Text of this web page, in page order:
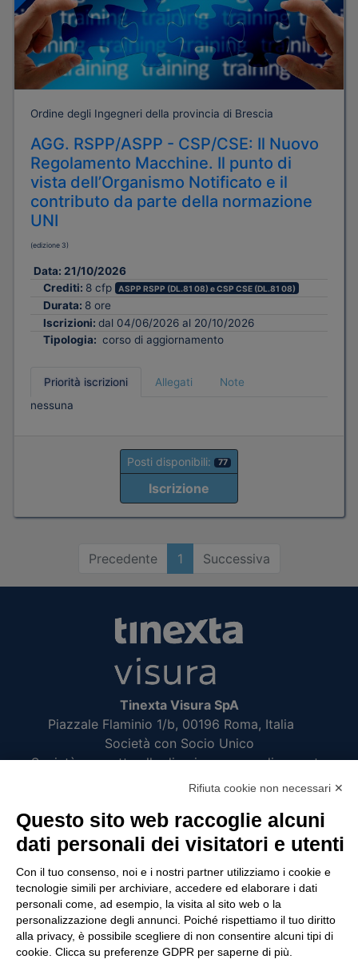
Ordine degli Ingegneri della provincia di Brescia
AGG. RSPP/ASPP - CSP/CSE: Il Nuovo
Regolamento Macchine. Il punto di
vista dell’Organismo Notificato e il
contributo da parte della normazione
UNI
(edizione 3)
Data: 21/10/2026
Crediti: 8 cfp ASPP RSPP (DL.81 08) e CSP CSE (DL.81 08)
Durata: 8 ore
Iscrizioni: dal 04/06/2026 al 20/10/2026
Tipologia: corso di aggiornamento
Priorità iscrizioni Allegati
Note
nessuna
Posti disponibili: 77
Iscrizione
Precedente 1 Successiva
Tinexta Visura SpA
Piazzale Flaminio 1/b, 00196 Roma, Italia
Società con Socio Unico
Società soggetta alla direzione e coordinamento
di Tinexta SpA
UTILITÀ
Recupero Password
Verifica attestato di presenza
POLICIES AND TERMS
Rifiuta cookie non necessari ✕
Questo sito web raccoglie alcuni
dati personali dei visitatori e utenti
Con il tuo consenso, noi e i nostri partner utilizziamo i cookie e
tecnologie simili per archiviare, accedere ed elaborare i dati
personali come, ad esempio, la visita al sito web o la
personalizzazione degli annunci. Poiché rispettiamo il tuo diritto
alla privacy, è possibile scegliere di non consentire alcuni tipi di
cookie. Clicca su preferenze GDPR per saperne di più.